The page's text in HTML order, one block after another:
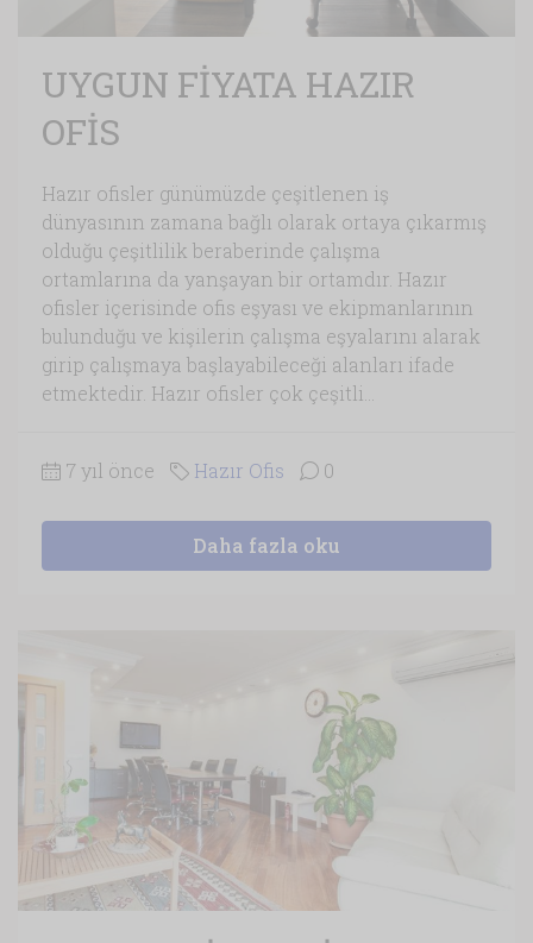
UYGUN FİYATA HAZIR
OFİS
Hazır ofisler günümüzde çeşitlenen iş
dünyasının zamana bağlı olarak ortaya çıkarmış
olduğu çeşitlilik beraberinde çalışma
ortamlarına da yanşayan bir ortamdır. Hazır
ofisler içerisinde ofis eşyası ve ekipmanlarının
bulunduğu ve kişilerin çalışma eşyalarını alarak
girip çalışmaya başlayabileceği alanları ifade
etmektedir. Hazır ofisler çok çeşitli...
7 yıl önce Hazır Ofis 0
Daha fazla oku